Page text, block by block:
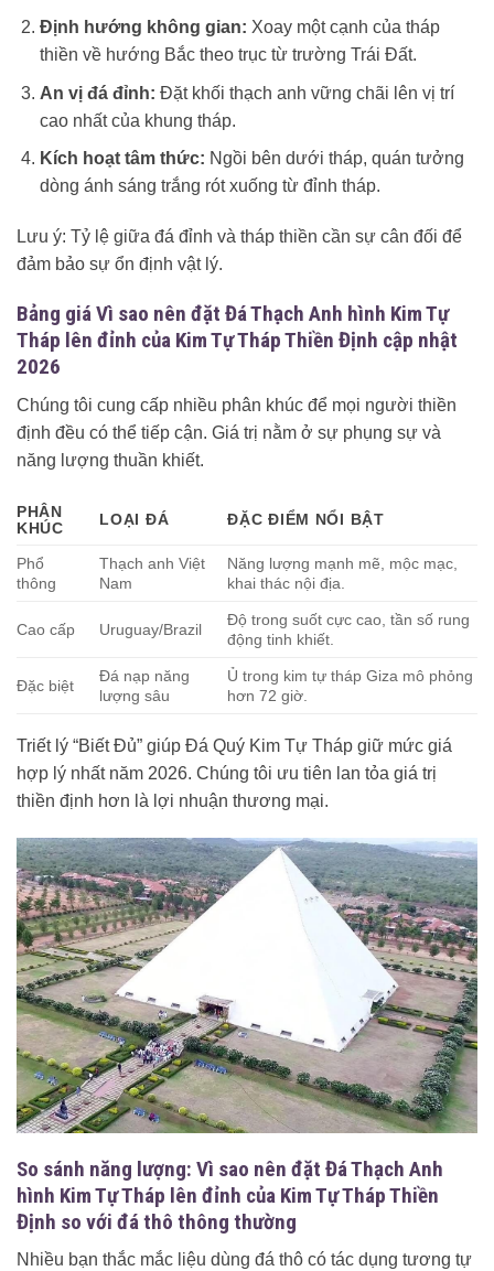
Định hướng không gian: Xoay một cạnh của tháp
thiền về hướng Bắc theo trục từ trường Trái Đất.
An vị đá đỉnh: Đặt khối thạch anh vững chãi lên vị trí
cao nhất của khung tháp.
Kích hoạt tâm thức: Ngồi bên dưới tháp, quán tưởng
dòng ánh sáng trắng rót xuống từ đỉnh tháp.
Lưu ý: Tỷ lệ giữa đá đỉnh và tháp thiền cần sự cân đối để
đảm bảo sự ổn định vật lý.
Bảng giá Vì sao nên đặt Đá Thạch Anh hình Kim Tự
Tháp lên đỉnh của Kim Tự Tháp Thiền Định cập nhật
2026
Chúng tôi cung cấp nhiều phân khúc để mọi người thiền
định đều có thể tiếp cận. Giá trị nằm ở sự phụng sự và
năng lượng thuần khiết.
PHÂN
KHÚC
LOẠI ĐÁ ĐẶC ĐIỂM NỔI BẬT
Phổ
thông
Thạch anh Việt
Nam
Năng lượng mạnh mẽ, mộc mạc,
khai thác nội địa.
Cao cấp Uruguay/Brazil
Độ trong suốt cực cao, tần số rung
động tinh khiết.
Đặc biệt
Đá nạp năng
lượng sâu
Ủ trong kim tự tháp Giza mô phỏng
hơn 72 giờ.
Triết lý “Biết Đủ” giúp Đá Quý Kim Tự Tháp giữ mức giá
hợp lý nhất năm 2026. Chúng tôi ưu tiên lan tỏa giá trị
thiền định hơn là lợi nhuận thương mại.
So sánh năng lượng: Vì sao nên đặt Đá Thạch Anh
hình Kim Tự Tháp lên đỉnh của Kim Tự Tháp Thiền
Định so với đá thô thông thường
Nhiều bạn thắc mắc liệu dùng đá thô có tác dụng tương tự